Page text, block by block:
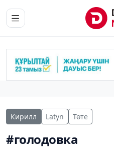
Кирилл Latyn Төте
#голодовка